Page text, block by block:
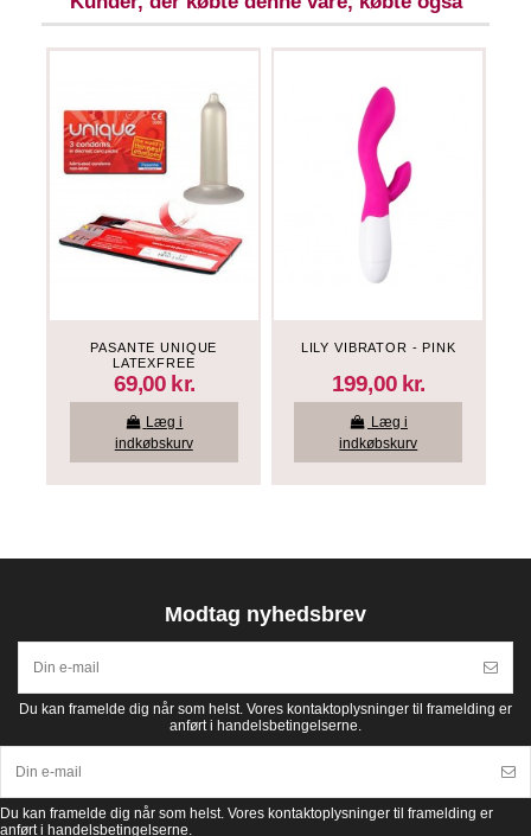
PASANTE UNIQUE
LATEXFREE
KONDOMER - 3 STK
69,00 kr.
Læg i
indkøbskurv
LILY VIBRATOR - PINK
199,00 kr.
Læg i
indkøbskurv
Modtag nyhedsbrev
Du kan framelde dig når som helst. Vores kontaktoplysninger til framelding er
anført i handelsbetingelserne.
Du kan framelde dig når som helst. Vores kontaktoplysninger til framelding er
anført i handelsbetingelserne.